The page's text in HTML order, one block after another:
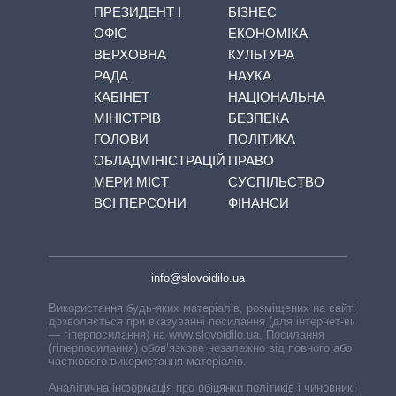
ПРЕЗИДЕНТ І
ОФІС
ВЕРХОВНА
РАДА
КАБІНЕТ
МІНІСТРІВ
ГОЛОВИ
ОБЛАДМІНІСТРАЦІЙ
МЕРИ МІСТ
ВСІ ПЕРСОНИ
БІЗНЕС
ЕКОНОМІКА
КУЛЬТУРА
НАУКА
НАЦІОНАЛЬНА
БЕЗПЕКА
ПОЛІТИКА
ПРАВО
СУСПІЛЬСТВО
ФІНАНСИ
info@slovoidilo.ua
Використання будь-яких матеріалів, розміщених на сайті,
дозволяється при вказуванні посилання (для інтернет-видань
— гіперпосилання) на www.slovoidilo.ua. Посилання
(гіперпосилання) обов’язкове незалежно від повного або
часткового використання матеріалів.
Аналітична інформація про обіцянки політиків і чиновників,